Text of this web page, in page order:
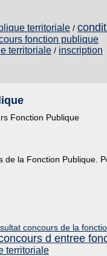
territoriale /
fonction publique
territoriale / inscription
Fonction Publique
de la Fonction Publique.
concours de la
d entree
territoriale